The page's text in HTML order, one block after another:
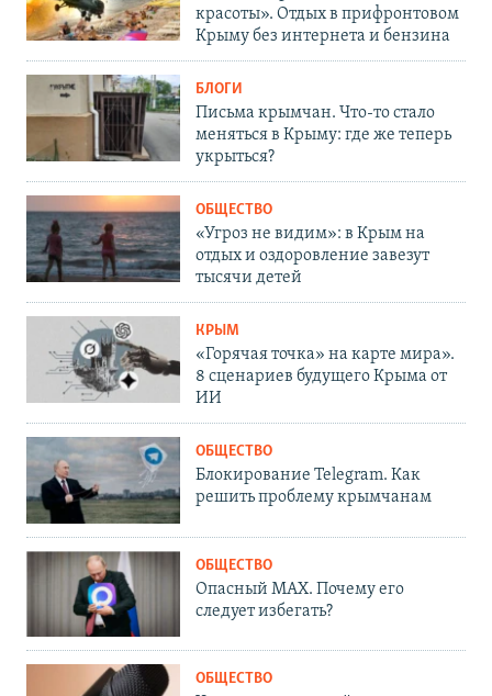
красоты». Отдых в прифронтовом
Крыму без интернета и бензина
БЛОГИ
Письма крымчан. Что-то стало
меняться в Крыму: где же теперь
укрыться?
ОБЩЕСТВО
«Угроз не видим»: в Крым на
отдых и оздоровление завезут
тысячи детей
КРЫМ
«Горячая точка» на карте мира».
8 сценариев будущего Крыма от
ИИ
ОБЩЕСТВО
Блокирование Telegram. Как
решить проблему крымчанам
ОБЩЕСТВО
Опасный MAX. Почему его
следует избегать?
ОБЩЕСТВО